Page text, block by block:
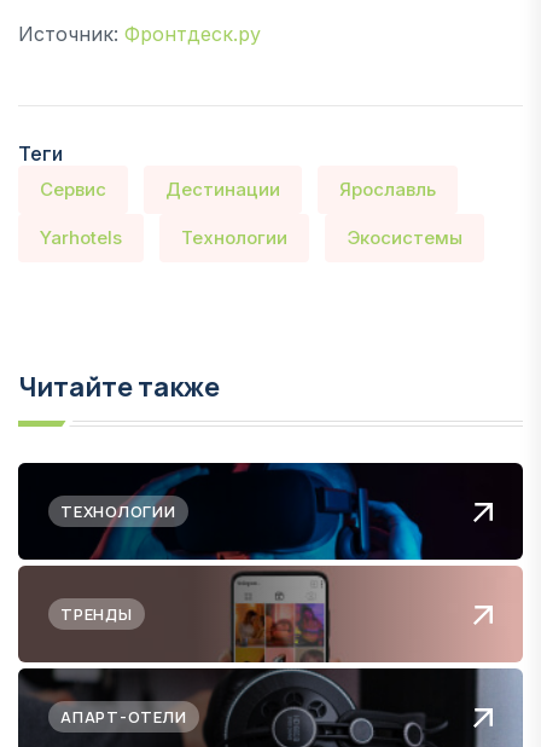
Источник: Фронтдеск.ру
Теги
Сервис Дестинации Ярославль
Yarhotels Технологии Экосистемы
Читайте также
ТЕХНОЛОГИИ
ТРЕНДЫ
АПАРТ-ОТЕЛИ